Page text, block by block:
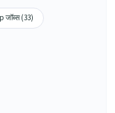
जॉब्स (33)